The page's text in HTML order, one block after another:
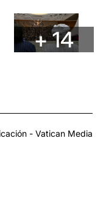
+ 14
- Vatican Media